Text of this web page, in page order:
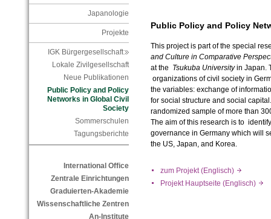
Japanologie
Projekte
IGK Bürgergesellschaft
Lokale Zivilgesellschaft
Neue Publikationen
Public Policy and Policy
Networks in Global Civil
Society
Sommerschulen
Tagungsberichte
International Office
Zentrale Einrichtungen
Graduierten-Akademie
Wissenschaftliche Zentren
An-Institute
Public Policy and Policy
This project is part of the special
and Culture in Comparative
at the Tsukuba Universityin Japan.
organizations of civil society in
the variables: exchange of
for social structure and social
randomized sample of more than
The aim of this research is to
governance in Germany which will
the US, Japan, and Korea.
zum Projekt (Englisch)
Projekt Hauptseite (Englisch)